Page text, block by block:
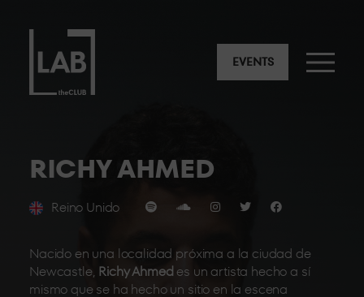
EVENTS
RICHY AHMED
Reino Unido
Nacido en una localidad próxima a la ciudad de
Newcastle, Richy Ahmed es un artista hecho a sí
mismo que se ha hecho un sitio en la escena